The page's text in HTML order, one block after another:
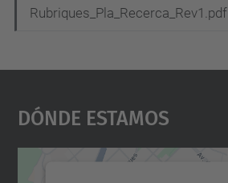
Rubriques_Pla_Recerca_Rev1.pdf
Dónde Estamos